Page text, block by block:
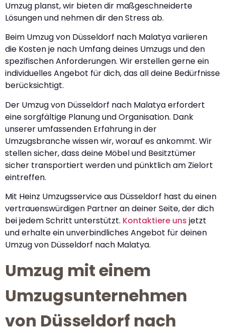
Umzug planst, wir bieten dir maßgeschneiderte
Lösungen und nehmen dir den Stress ab.
Beim Umzug von Düsseldorf nach Malatya variieren
die Kosten je nach Umfang deines Umzugs und den
spezifischen Anforderungen. Wir erstellen gerne ein
individuelles Angebot für dich, das all deine Bedürfnisse
berücksichtigt.
Der Umzug von Düsseldorf nach Malatya erfordert
eine sorgfältige Planung und Organisation. Dank
unserer umfassenden Erfahrung in der
Umzugsbranche wissen wir, worauf es ankommt. Wir
stellen sicher, dass deine Möbel und Besitztümer
sicher transportiert werden und pünktlich am Zielort
eintreffen.
Mit Heinz Umzugsservice aus Düsseldorf hast du einen
vertrauenswürdigen Partner an deiner Seite, der dich
bei jedem Schritt unterstützt. Kontaktiere uns jetzt
und erhalte ein unverbindliches Angebot für deinen
Umzug von Düsseldorf nach Malatya.
Umzug mit einem
Umzugsunternehmen
von Düsseldorf nach